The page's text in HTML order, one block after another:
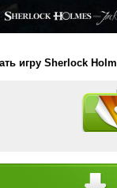
игру Sherlock